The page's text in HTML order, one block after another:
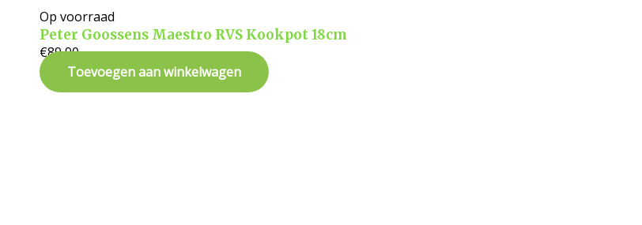
Op voorraad
Peter Goossens Maestro RVS Kookpot 18cm
€89,90
Toevoegen aan winkelwagen